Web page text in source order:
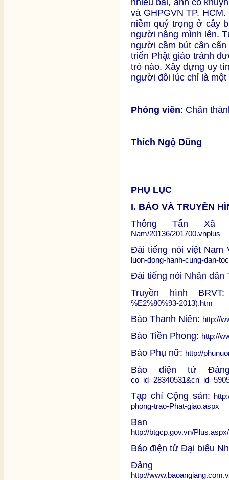
nhiều bài, anh có
và GHPGVN TP.
niềm quý trọng ở cây
người nâng mình lên.
người cầm bút cần
triển Phật giáo tránh
trò nào. Xây dựng uy
người đôi lúc chỉ là
Phóng viên: Chân
Thích Ngộ Dũng
PHỤ LỤC
I. BÁO VÀ TRUYỀN
Thông Tấn
Nam/20136/201700.vnplus
Đài tiếng nói việt Nam
luon-dong-hanh-cung-dan-
Đài tiếng nói Nhân dân
Truyền hình
%E2%80%93-2013).htm
Báo Thanh Niên: http://
Báo Tiền Phong: http://
Báo Phụ nữ: http://
Báo điện tử
Tạp chí Cộng sản:
phong-trao-Phat-giao.aspx
Ban
http://btgcp.gov.vn/
Báo điện tử Đại biểu
http://